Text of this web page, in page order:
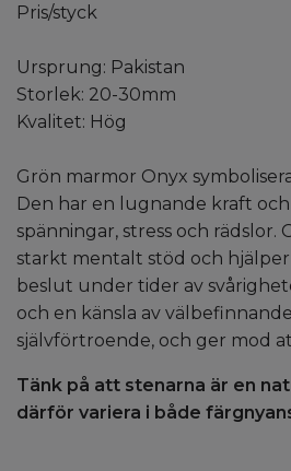
Pris/styck
Ursprung: Pakistan
Storlek: 20-30mm
Kvalitet: Hög
Grön marmor Onyx
Den har en lugnande kraft
spänningar, stress och rädslor.
starkt mentalt stöd och
beslut under tider av
och en känsla av
självförtroende, och ger mod
Tänk på att stenarna är en
därför variera i både